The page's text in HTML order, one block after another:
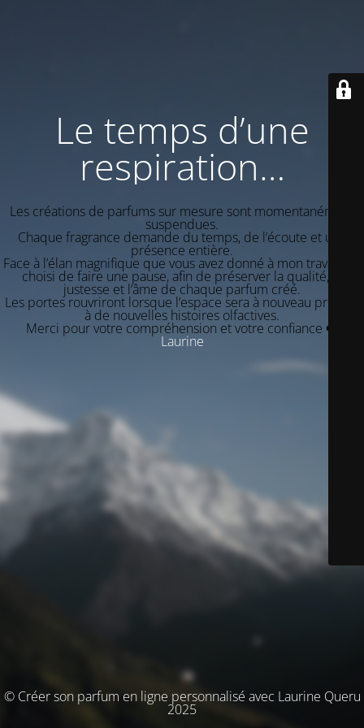
Le temps d’une
respiration…
Les créations de parfums sur mesure sont momentanément
suspendues.
Chaque fragrance demande du temps, de l’écoute et une
présence entière.
Face à l’élan magnifique que vous avez donné à mon travail, j’ai
choisi de faire une pause, afin de préserver la qualité, la
justesse et l’âme de chaque parfum créé.
Les portes rouvriront lorsque l’espace sera à nouveau propice
à de nouvelles histoires olfactives.
Merci pour votre compréhension et votre confiance ❤️
Laurine
© Créer son parfum en ligne personnalisé avec Laurine Queru
2025